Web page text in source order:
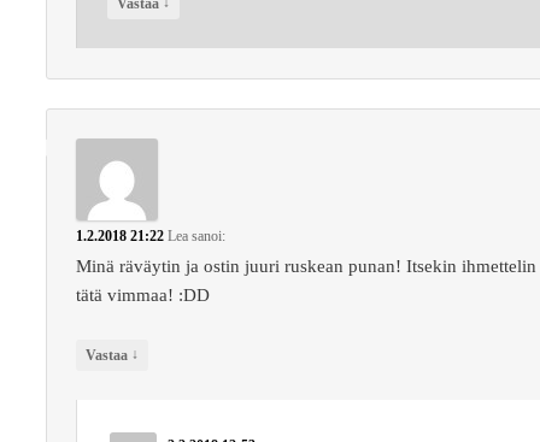
Vastaa
1.2.2018 21:22 Lea sanoi:
Minä räväytin ja ostin juuri ruskean punan! Itsekin ihmettelin
tätä vimmaa! :DD
Vastaa ↓